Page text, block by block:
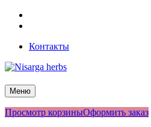
Перейти
Контакты
Nisarga herbs
Меню
Просмотр корзиныОформить заказ